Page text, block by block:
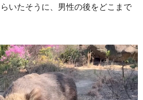
いたそうに、男性の後をどこまで